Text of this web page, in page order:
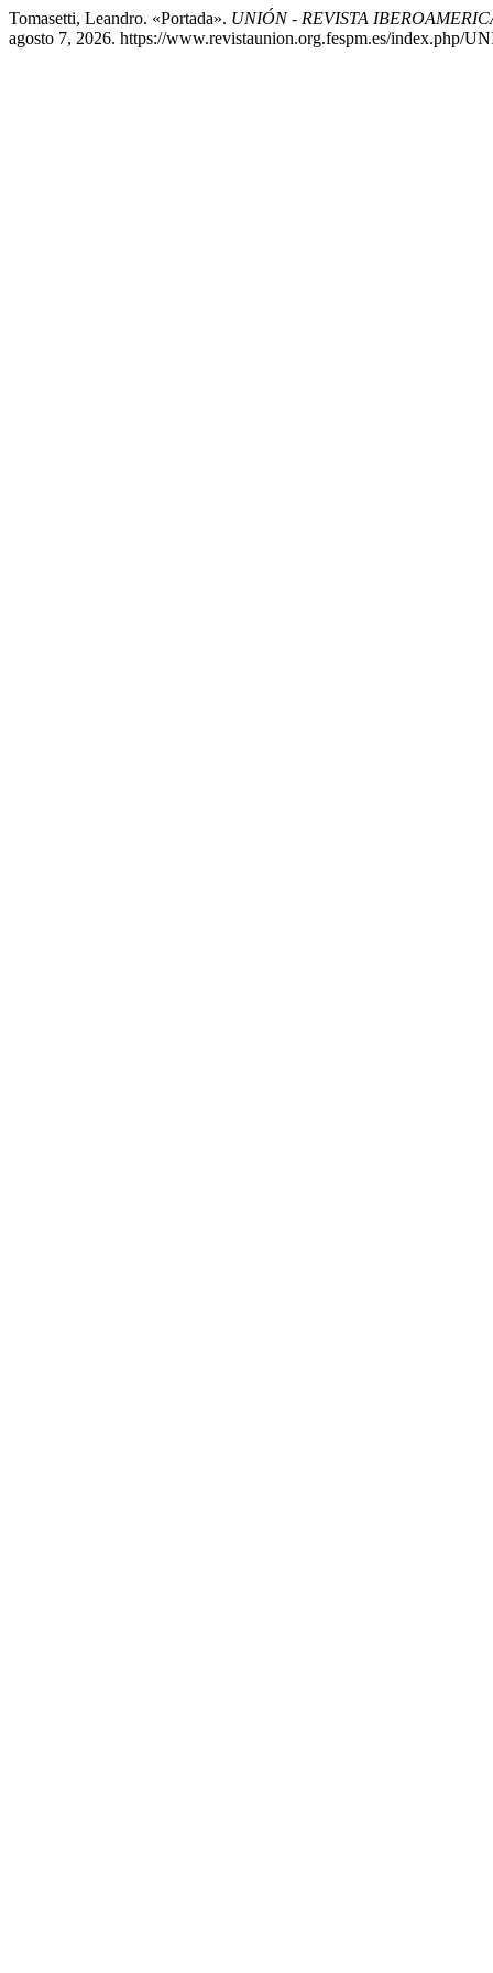
Tomasetti, Leandro. «Portada». UNIÓN - REVISTA
agosto 7, 2026. https://www.revistaunion.org.fespm.es/index.php/